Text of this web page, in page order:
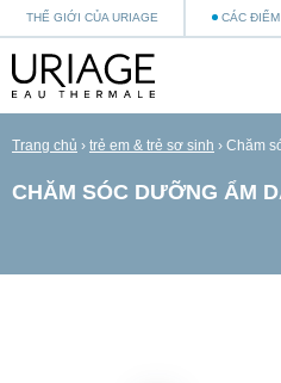
THẾ GIỚI CỦA URIAGE CÁC
Trang chủ › trẻ em & trẻ sơ sinh › Chăm
CHĂM SÓC DƯỠNG ẨM